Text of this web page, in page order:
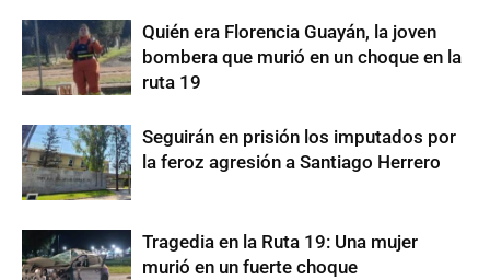
Quién era Florencia Guayán, la joven
bombera que murió en un choque en la
ruta 19
Seguirán en prisión los imputados por
la feroz agresión a Santiago Herrero
Tragedia en la Ruta 19: Una mujer
murió en un fuerte choque